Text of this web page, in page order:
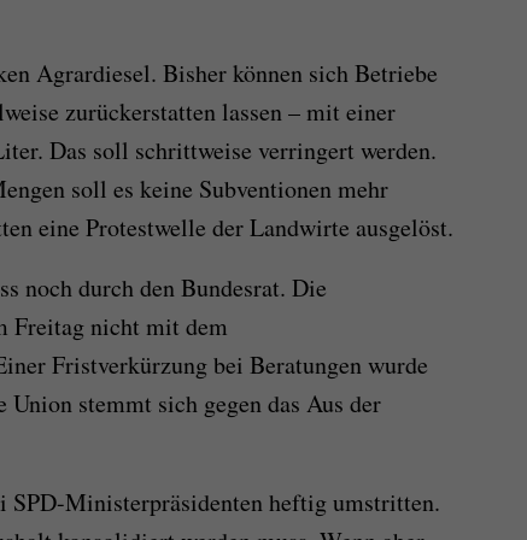
Agrardiesel. Bisher können sich Betriebe
zurückerstatten lassen – mit einer
Das soll schrittweise verringert werden.
soll es keine Subventionen mehr
eine Protestwelle der Landwirte ausgelöst.
noch durch den Bundesrat. Die
Freitag nicht mit dem
Fristverkürzung bei Beratungen wurde
stemmt sich gegen das Aus der
SPD-Ministerpräsidenten heftig umstritten.